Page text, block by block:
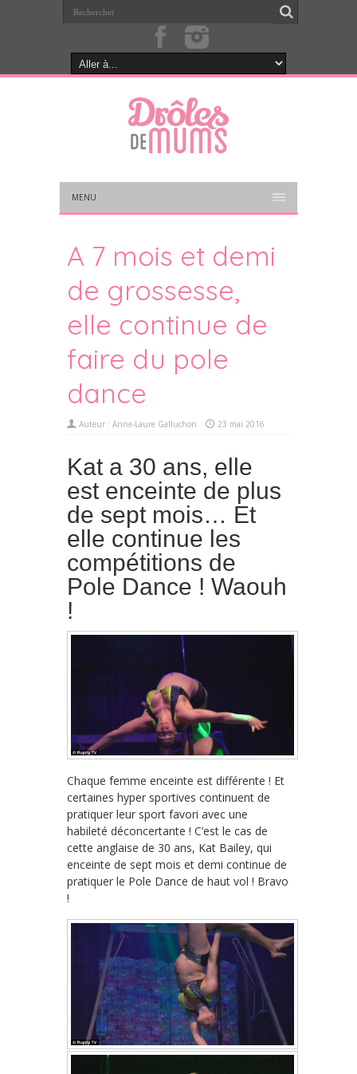
MENU
A 7 mois et demi
de grossesse,
elle continue de
faire du pole
dance
Auteur : Anne-Laure Galluchon 23 mai 2016
Kat a 30 ans, elle
est enceinte de plus
de sept mois… Et
elle continue les
compétitions de
Pole Dance ! Waouh
!
Chaque femme enceinte est différente ! Et
certaines hyper sportives continuent de
pratiquer leur sport favori avec une
habileté déconcertante ! C’est le cas de
cette anglaise de 30 ans, Kat Bailey, qui
enceinte de sept mois et demi continue de
pratiquer le Pole Dance de haut vol ! Bravo
!